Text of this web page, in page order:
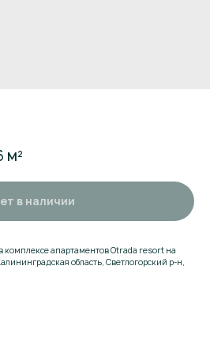
м²
в наличии
апартаментов Otrada resort на
область, Светлогорский р-н,